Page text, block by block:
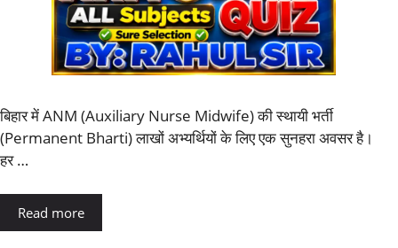
बिहार में ANM (Auxiliary Nurse Midwife) की स्थायी भर्ती
(Permanent Bharti) लाखों अभ्यर्थियों के लिए एक सुनहरा अवसर है।
हर …
Read more